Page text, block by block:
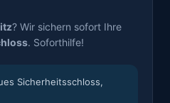
? Wir sichern sofort Ihre
. Soforthilfe!
Sicherheitsschloss,